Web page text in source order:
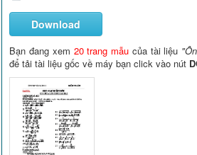
Download
Bạn đang xem 20 trang mẫu của tài liệu
để tải tài liệu gốc về máy bạn click vào nút